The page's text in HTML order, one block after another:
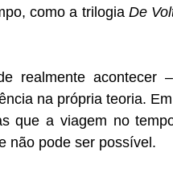
como a trilogia De
realmente acontecer
na própria teoria.
que a viagem no
não pode ser possível.